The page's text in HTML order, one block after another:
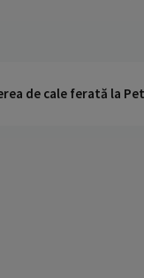
de cale ferată la